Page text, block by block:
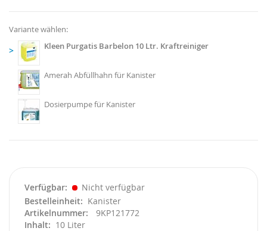
Variante wählen:
> Kleen Purgatis Barbelon 10 Ltr. Kraftreiniger
Amerah Abfüllhahn für Kanister
Dosierpumpe für Kanister
Verfügbar
Nicht verfügbar
Bestelleinheit
Kanister
Artikelnummer
9KP121772
Inhalt
10 Liter